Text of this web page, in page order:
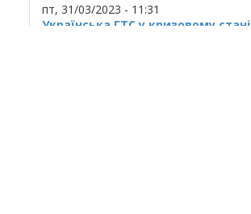
пт, 31/03/2023 - 11:31
Українська ГТС у кризовому стані